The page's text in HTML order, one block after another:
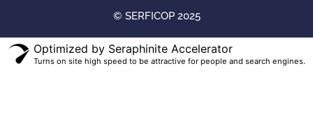
© SERFICOP 2025
Optimized by Seraphinite Accelerator
Turns on site high speed to be attractive for people and search engines.